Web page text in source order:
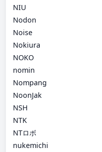
NIU
Nodon
Noise
Nokiura
NOKO
nomin
Nompang
NoonJak
NSH
NTK
NTロボ
nukemichi